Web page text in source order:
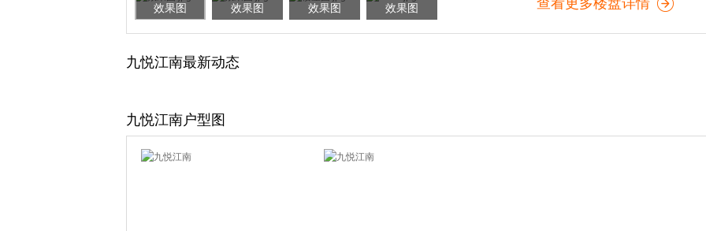
效果图 效果图 效果图 效果图 查看更多楼盘详情
九悦江南最新动态
九悦江南户型图